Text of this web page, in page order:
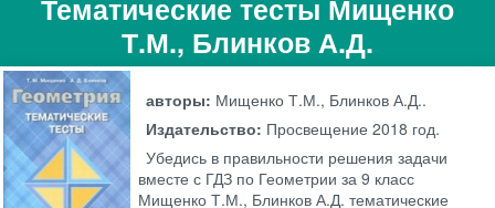
Тематические тесты Мищенко
Т.М., Блинков А.Д.
авторы: Мищенко Т.М., Блинков А.Д..
Издательство: Просвещение 2018 год.
Убедись в правильности решения задачи
вместе с ГДЗ по Геометрии за 9 класс
Мищенко Т.М., Блинков А.Д. тематические